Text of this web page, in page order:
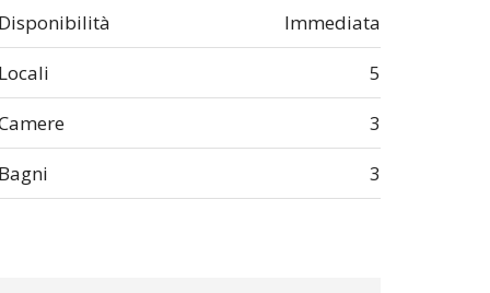
Disponibilità
Immediata
Locali
5
3
Bagni
3